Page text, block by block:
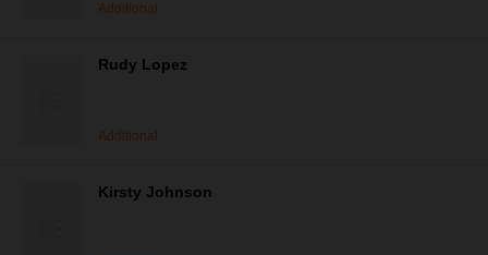
Additional
Rudy Lopez
Additional
Kirsty Johnson